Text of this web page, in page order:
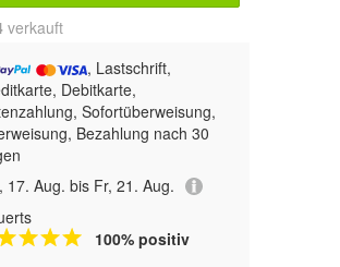
verkauft
, Lastschrift,
Debitkarte,
Sofortüberweisung,
Bezahlung nach 30
17. Aug. bis Fr, 21. Aug.
100% positiv